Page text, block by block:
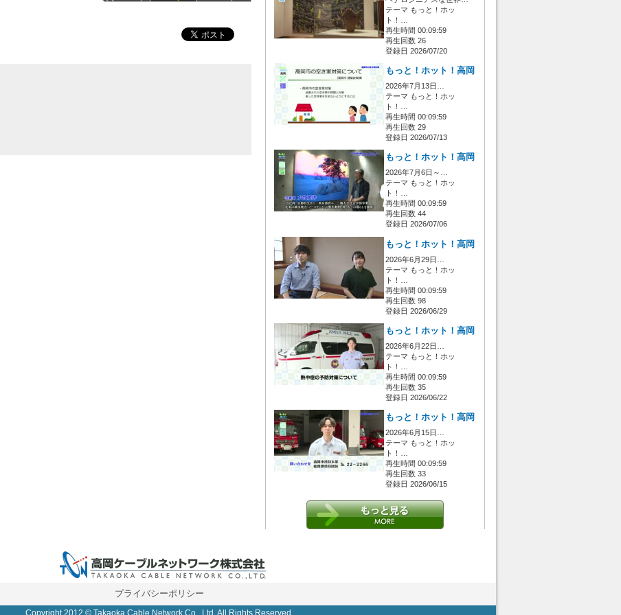
テーマ もっと！ホッ
ト！…
再生時間 00:09:59
再生回数 26
登録日 2026/07/20
もっと！ホット！高岡
2026年7月13日…
テーマ もっと！ホッ
ト！…
再生時間 00:09:59
再生回数 29
登録日 2026/07/13
もっと！ホット！高岡
2026年7月6日～…
テーマ もっと！ホッ
ト！…
再生時間 00:09:59
再生回数 44
登録日 2026/07/06
もっと！ホット！高岡
2026年6月29日…
テーマ もっと！ホッ
ト！…
再生時間 00:09:59
再生回数 98
登録日 2026/06/29
もっと！ホット！高岡
2026年6月22日…
テーマ もっと！ホッ
ト！…
再生時間 00:09:59
再生回数 35
登録日 2026/06/22
もっと！ホット！高岡
2026年6月15日…
テーマ もっと！ホッ
ト！…
再生時間 00:09:59
再生回数 33
登録日 2026/06/15
プライバシーポリシー
Copyright 2012 © Takaoka Cable Network Co., Ltd. All Rights Reserved.